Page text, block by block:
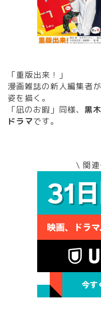
「重版出来！」
漫画雑誌の新人編集者
姿を描く。
「凪のお暇」同様、 黒
ドラマです。
\ 関